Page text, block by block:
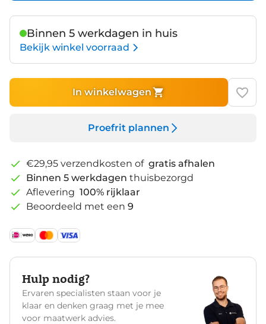
Binnen 5 werkdagen in huis
Bekijk winkel voorraad
In winkelwagen
Proefrit plannen
€29,95 verzendkosten of gratis afhalen
Binnen 5 werkdagen thuisbezorgd
Aflevering 100% rijklaar
Beoordeeld met een 9
Hulp nodig?
Ervaren specialisten staan voor je
klaar en denken graag met je mee
voor maatwerk advies.